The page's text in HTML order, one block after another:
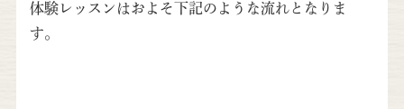
体験レッスンはおよそ下記のような流れとなりま
す。